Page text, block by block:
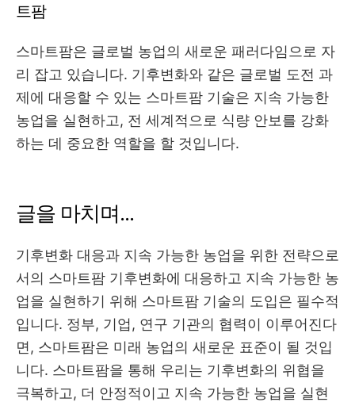
트팜
스마트팜은 글로벌 농업의 새로운 패러다임으로 자
리 잡고 있습니다. 기후변화와 같은 글로벌 도전 과
제에 대응할 수 있는 스마트팜 기술은 지속 가능한
농업을 실현하고, 전 세계적으로 식량 안보를 강화
하는 데 중요한 역할을 할 것입니다.
글을 마치며...
기후변화 대응과 지속 가능한 농업을 위한 전략으로
서의 스마트팜 기후변화에 대응하고 지속 가능한 농
업을 실현하기 위해 스마트팜 기술의 도입은 필수적
입니다. 정부, 기업, 연구 기관의 협력이 이루어진다
면, 스마트팜은 미래 농업의 새로운 표준이 될 것입
니다. 스마트팜을 통해 우리는 기후변화의 위협을
극복하고, 더 안정적이고 지속 가능한 농업을 실현